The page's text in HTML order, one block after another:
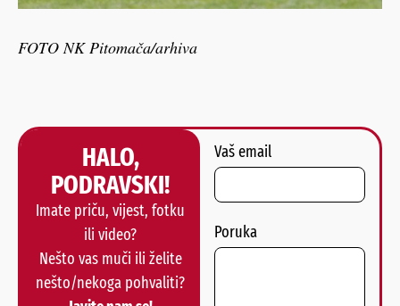
FOTO NK Pitomača/arhiva
HALO,
PODRAVSKI!
Imate priču, vijest, fotku
ili video?
Nešto vas muči ili želite
nešto/nekoga pohvaliti?
Vaš email
Poruka